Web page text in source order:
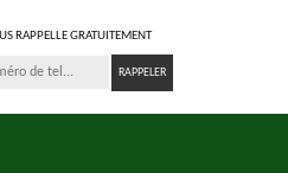
RAPPELLE GRATUITEMENT